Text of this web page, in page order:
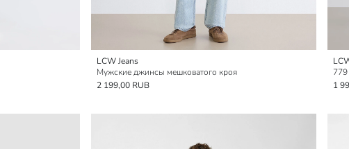
LCW Jeans
Мужские джинсы мешковатого кроя
2 199,00 RUB
1